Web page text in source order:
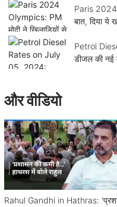
Paris 2024
बात, दिया ये
Petrol
डीजल की
और वीडियो
Rahul Gandhi in Hathras: